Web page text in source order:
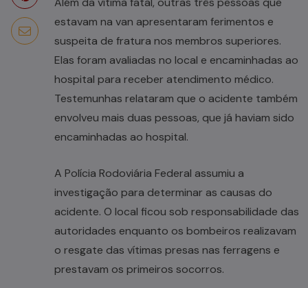
estavam na van apresentaram ferimentos e
suspeita de fratura nos membros superiores.
Elas foram avaliadas no local e encaminhadas ao
hospital para receber atendimento médico.
Testemunhas relataram que o acidente também
envolveu mais duas pessoas, que já haviam sido
encaminhadas ao hospital.
A Polícia Rodoviária Federal assumiu a
investigação para determinar as causas do
acidente. O local ficou sob responsabilidade das
autoridades enquanto os bombeiros realizavam
o resgate das vítimas presas nas ferragens e
prestavam os primeiros socorros.